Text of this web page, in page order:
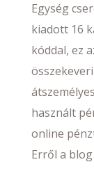
Egység
kiadott 16
kóddal, ez
használt
online
Erről a